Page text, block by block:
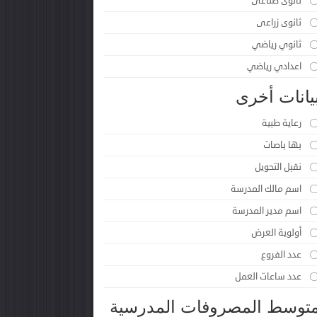
ثانوى زراعى
ثانوي رياضي
اعدادي رياضي
أخرى
رعاية طبية
بها باصات
نقبل التحويل
اسم مالك المدرسة
اسم مدير المدرسة
أولوية العرض
عدد الفروع
عدد ساعات العمل
المصروفات المدرسية